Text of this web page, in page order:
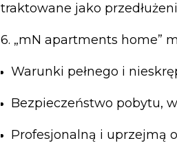
traktowane jako
6. „mN apartments home”
Warunki pełnego i
Bezpieczeństwo pobytu,
Profesjonalną i uprzejmą